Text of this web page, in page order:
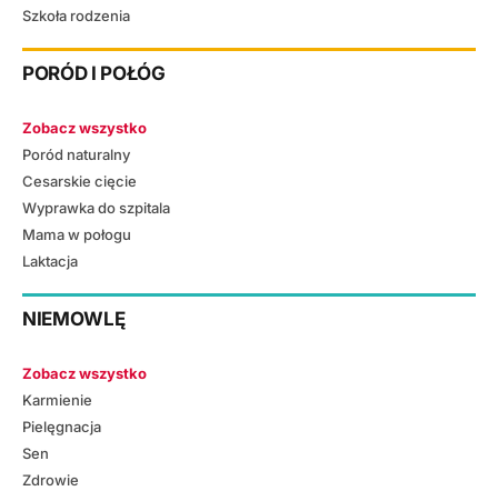
Szkoła rodzenia
PORÓD I POŁÓG
Zobacz wszystko
Poród naturalny
Cesarskie cięcie
Wyprawka do szpitala
Mama w połogu
Laktacja
NIEMOWLĘ
Zobacz wszystko
Karmienie
Pielęgnacja
Sen
Zdrowie